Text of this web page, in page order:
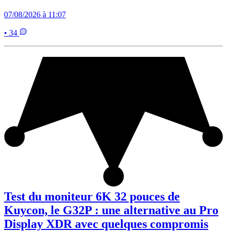
07/08/2026 à 11:07
• 34
Test du moniteur 6K 32 pouces de
Kuycon, le G32P : une alternative au Pro
Display XDR avec quelques compromis